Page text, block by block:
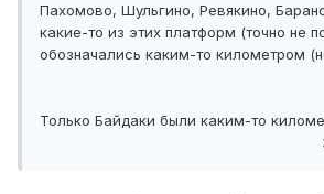
Пахомово, Шульгино, Ревякино,
какие-то из этих платформ (точно не
обозначались каким-то километром
Только Байдаки были каким-то